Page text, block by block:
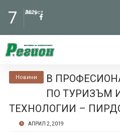
7 Август
2026
Новини
В
ПО ТУРИЗЪМ
ТЕХНОЛОГИИ –
АПРИЛ 2, 2019